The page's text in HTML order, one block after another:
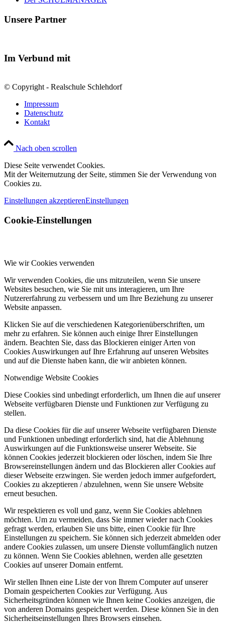
Unsere Partner
Im Verbund mit
© Copyright - Realschule Schlehdorf
Impressum
Datenschutz
Kontakt
Nach oben scrollen
Diese Seite verwendet Cookies.
Mit der Weiternutzung der Seite, stimmen Sie der Verwendung von
Cookies zu.
Einstellungen akzeptierenEinstellungen
Cookie-Einstellungen
Wie wir Cookies verwenden
Wir verwenden Cookies, die uns mitzuteilen, wenn Sie unsere
Websites besuchen, wie Sie mit uns interagieren, um Ihre
Nutzererfahrung zu verbessern und um Ihre Beziehung zu unserer
Website anpassen.
Klicken Sie auf die verschiedenen Kategorienüberschriften, um
mehr zu erfahren. Sie können auch einige Ihrer Einstellungen
ändern. Beachten Sie, dass das Blockieren einiger Arten von
Cookies Auswirkungen auf Ihre Erfahrung auf unseren Websites
und auf die Dienste haben kann, die wir anbieten können.
Notwendige Website Cookies
Diese Cookies sind unbedingt erforderlich, um Ihnen die auf unserer
Webseite verfügbaren Dienste und Funktionen zur Verfügung zu
stellen.
Da diese Cookies für die auf unserer Webseite verfügbaren Dienste
und Funktionen unbedingt erforderlich sind, hat die Ablehnung
Auswirkungen auf die Funktionsweise unserer Webseite. Sie
können Cookies jederzeit blockieren oder löschen, indem Sie Ihre
Browsereinstellungen ändern und das Blockieren aller Cookies auf
dieser Webseite erzwingen. Sie werden jedoch immer aufgefordert,
Cookies zu akzeptieren / abzulehnen, wenn Sie unsere Website
erneut besuchen.
Wir respektieren es voll und ganz, wenn Sie Cookies ablehnen
möchten. Um zu vermeiden, dass Sie immer wieder nach Cookies
gefragt werden, erlauben Sie uns bitte, einen Cookie für Ihre
Einstellungen zu speichern. Sie können sich jederzeit abmelden oder
andere Cookies zulassen, um unsere Dienste vollumfänglich nutzen
zu können. Wenn Sie Cookies ablehnen, werden alle gesetzten
Cookies auf unserer Domain entfernt.
Wir stellen Ihnen eine Liste der von Ihrem Computer auf unserer
Domain gespeicherten Cookies zur Verfügung. Aus
Sicherheitsgründen können wie Ihnen keine Cookies anzeigen, die
von anderen Domains gespeichert werden. Diese können Sie in den
Sicherheitseinstellungen Ihres Browsers einsehen.